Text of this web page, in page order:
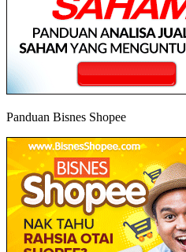
Panduan Bisnes Shopee